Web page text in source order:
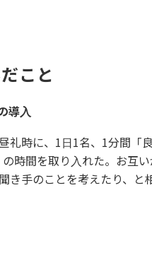
こと
導⼊
礼時に、1⽇1名、1分間「
時間を取り⼊れた。お互
⼿のことを考えたり、と